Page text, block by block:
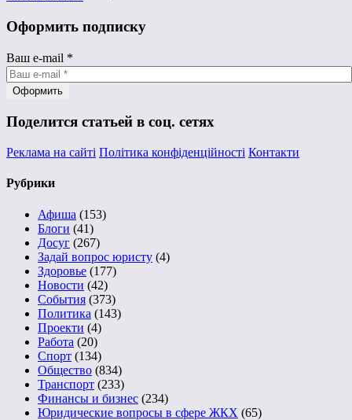
Оформить подписку
Ваш e-mail *
Поделится статьей в соц. сетях
Реклама на сайті Політика конфіденційності Контакти
Рубрики
Афиша (153)
Блоги (41)
Досуг (267)
Задай вопрос юристу (4)
Здоровье (177)
Новости (42)
События (373)
Политика (143)
Проекти (4)
Работа (20)
Спорт (134)
Общество (834)
Транспорт (233)
Финансы и бизнес (234)
Юридические вопросы в сфере ЖКХ (65)